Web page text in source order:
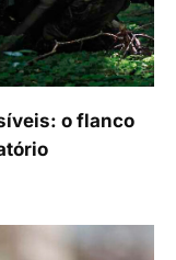
o flanco